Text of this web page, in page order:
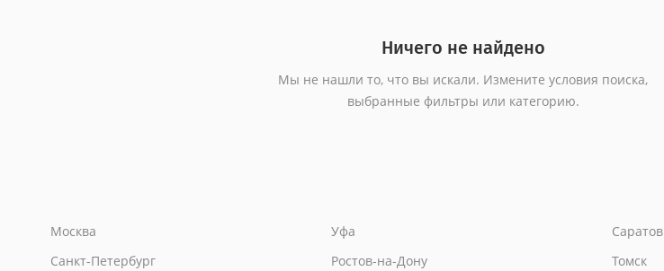
Ничего не найдено
Мы не нашли то, что вы искали. Измените условия поиска,
выбранные фильтры или категорию.
Москва
Санкт-Петербург
Уфа
Ростов-на-Дону
Саратов
Томск